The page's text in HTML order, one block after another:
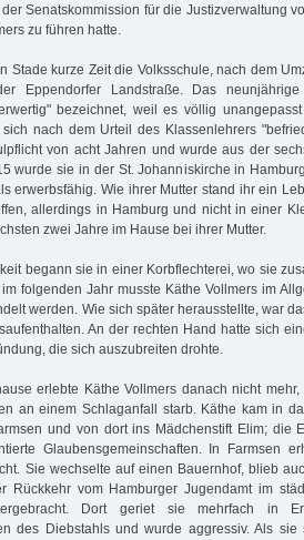
Senatskommission für die Justizverwaltung
zu führen hatte.
Stade kurze Zeit die Volksschule, nach dem
Eppendorfer Landstraße. Das
bezeichnet, weil es völlig
nach dem Urteil des Klassenlehrers
von acht Jahren und wurde aus der
wurde sie in der St. Johanniskirche in
erwerbsfähig. Wie ihrer Mutter stand ihr ein
allerdings in Hamburg und nicht in einer
zwei Jahre im Hause bei ihrer Mutter.
begann sie in einer Korbflechterei, wo sie
folgenden Jahr musste Käthe Vollmers im
werden. Wie sich später herausstellte, war
An der rechten Hand hatte sich
die sich auszubreiten drohte.
erlebte Käthe Vollmers danach nicht
an einem Schlaganfall starb. Käthe kam in
und von dort ins Mädchenstift Elim; die
Glaubensgemeinschaften. In Farmsen
Sie wechselte auf einen Bauernhof, blieb
Rückkehr vom Hamburger Jugendamt im
Dort geriet sie mehrfach in
des Diebstahls und wurde aggressiv. Als